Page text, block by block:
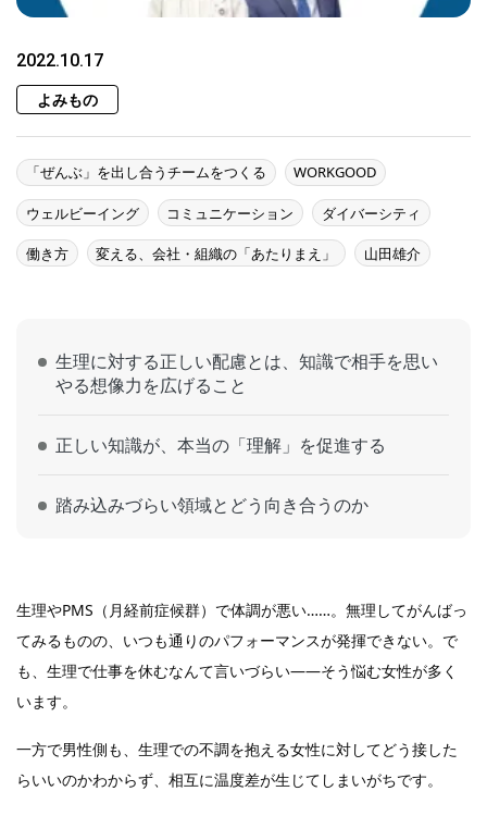
2022.10.17
よみもの
「ぜんぶ」を出し合うチームをつくる WORKGOOD
ウェルビーイング コミュニケーション ダイバーシティ
働き方 変える、会社・組織の「あたりまえ」 山田雄介
生理に対する正しい配慮とは、知識で相手を思い
やる想像力を広げること
正しい知識が、本当の「理解」を促進する
踏み込みづらい領域とどう向き合うのか
生理やPMS（月経前症候群）で体調が悪い……。無理してがんばっ
てみるものの、いつも通りのパフォーマンスが発揮できない。で
も、生理で仕事を休むなんて言いづらい――そう悩む女性が多く
います。
一方で男性側も、生理での不調を抱える女性に対してどう接した
らいいのかわからず、相互に温度差が生じてしまいがちです。